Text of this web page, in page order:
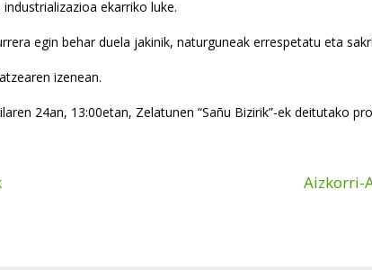
ekarriko luke.
egin behar duela jakinik, naturguneak errespetatu eta
izenean.
24an, 13:00etan, Zelatunen “Sañu Bizirik”-ek deitutako
Aizkorri-